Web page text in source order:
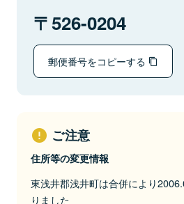
526-0204
郵便番号をコピーする
ご注意
住所等の変更情報
東浅井郡浅井町は合併により
りました